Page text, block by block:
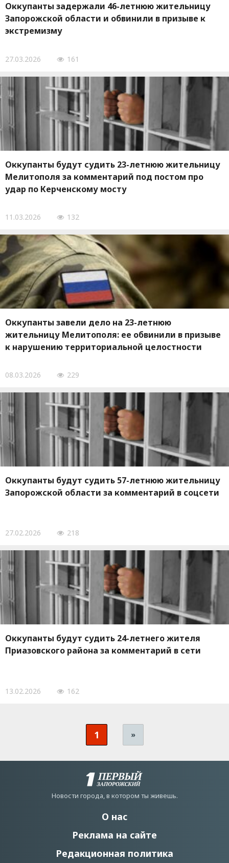
Оккупанты задержали 46-летнюю жительницу
Запорожской области и обвинили в призыве к
экстремизму
27.03.2026 161
Оккупанты будут судить 23-летнюю жительницу
Мелитополя за комментарий под постом про
удар по Керченскому мосту
11.03.2026 132
Оккупанты завели дело на 23-летнюю
жительницу Мелитополя: ее обвинили в призыве
к нарушению территориальной целостности
08.03.2026 229
Оккупанты будут судить 57-летнюю жительницу
Запорожской области за комментарий в соцсети
27.02.2026 218
Оккупанты будут судить 24-летнего жителя
Приазовского района за комментарий в сети
13.02.2026 162
1 »
Новости города, в котором ты живешь.
О нас
Реклама на сайте
Редакционная политика